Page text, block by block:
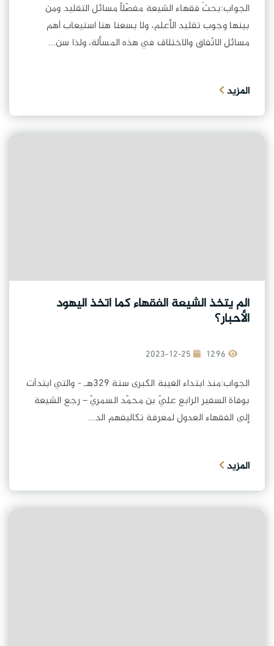
الجواب:بحثَ فقهاء الشيعة مفصّلاً مسائل التقليد ومن
بينها وجوب تقليد الأعلم، ولا يسعنا هنا استيعاب أهم
مسائل الاتّفاق والاختلاف في هذه المسألة، ولذا سن...
المزيد
ألم يتخذ الشيعة الفقهاء كما اتخذ اليهود
الأحبار؟
2023-12-25
الجواب:منذ ابتداء الغيبة الكبرى سنة 329هـ - والتي ابتدأت
بوفاة السفير الرابع عليّ بن محمّد السمريّ – رجع الشيعة
إلى الفقهاء العدول لمعرفة تكاليفهم الد...
المزيد